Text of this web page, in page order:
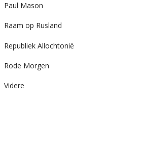
Paul Mason
Raam op Rusland
Republiek Allochtonië
Rode Morgen
Videre